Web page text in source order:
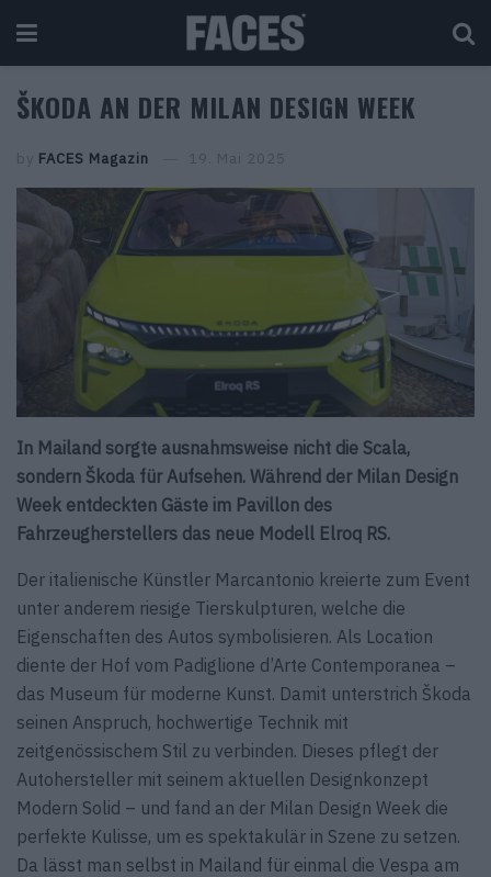
ŠKODA AN DER MILAN DESIGN WEEK
by FACES Magazin 19. Mai 2025
In Mailand sorgte ausnahmsweise nicht die Scala,
sondern Škoda für Aufsehen. Während der Milan Design
Week entdeckten Gäste im Pavillon des
Fahrzeugherstellers das neue Modell Elroq RS.
Der italienische Künstler Marcantonio kreierte zum Event
unter anderem riesige Tierskulpturen, welche die
Eigenschaften des Autos symbolisieren. Als Location
diente der Hof vom Padiglione d’Arte Contemporanea –
das Museum für moderne Kunst. Damit unterstrich Škoda
seinen Anspruch, hochwertige Technik mit
zeitgenössischem Stil zu verbinden. Dieses pflegt der
Autohersteller mit seinem aktuellen Designkonzept
Modern Solid – und fand an der Milan Design Week die
perfekte Kulisse, um es spektakulär in Szene zu setzen.
Da lässt man selbst in Mailand für einmal die Vespa am